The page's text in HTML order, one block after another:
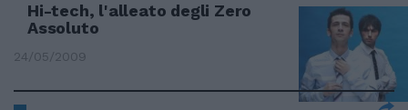
Hi-tech, l'alleato degli Zero
Assoluto
24/05/2009